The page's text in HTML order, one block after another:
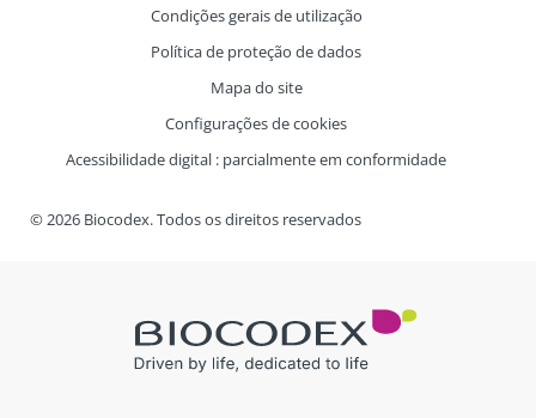
© 2026 Biocodex. Todos os direitos reservados
Condições gerais de utilização
Política de proteção de dados
Mapa do site
Configurações de cookies
Acessibilidade digital : parcialmente em conformidade